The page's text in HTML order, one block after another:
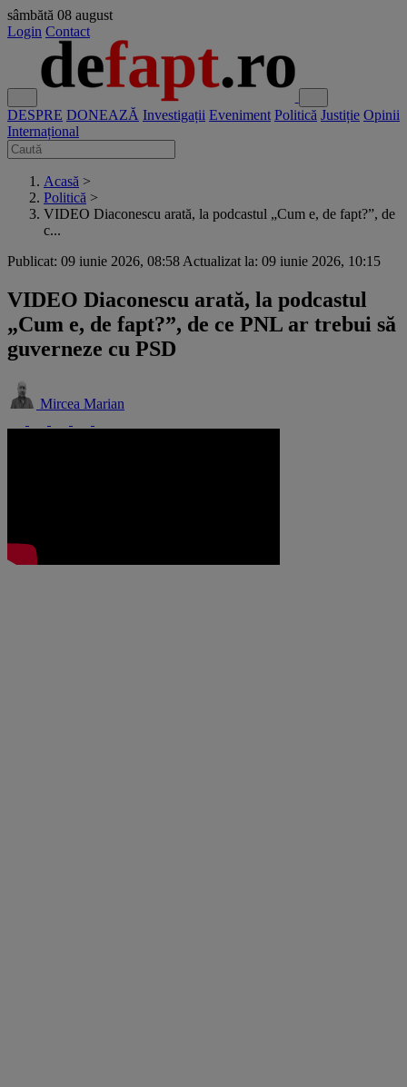
sâmbătă 08 august
Login Contact
DESPRE DONEAZĂ Investigații Eveniment Politică Justiție Opinii
Internațional
Acasă >
Politică >
VIDEO Diaconescu arată, la podcastul „Cum e, de fapt?”, de
c...
Publicat: 09 iunie 2026, 08:58 Actualizat la: 09 iunie 2026, 10:15
VIDEO Diaconescu arată, la podcastul
„Cum e, de fapt?”, de ce PNL ar trebui să
guverneze cu PSD
Mircea Marian